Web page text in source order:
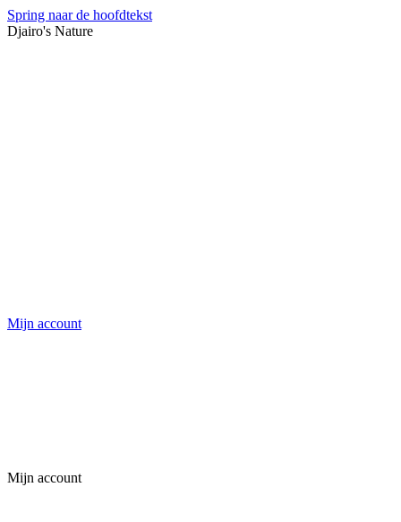
Spring naar de hoofdtekst
Djairo's Nature
Mijn account
Mijn account